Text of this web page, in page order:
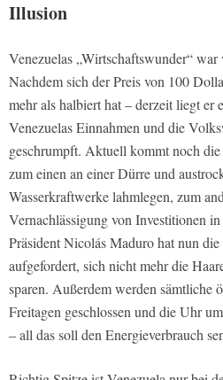
Illusion
Venezuelas „Wirtschaftswunder“
Nachdem sich der Preis von 100
mehr als halbiert hat – derzeit liegt er
Venezuelas Einnahmen und die
geschrumpft. Aktuell kommt noch
zum einen an einer Dürre und
Wasserkraftwerke lahmlegen, zum
Vernachlässigung von Investitionen
Präsident Nicolás Maduro hat nun die
aufgefordert, sich nicht mehr die
sparen. Außerdem werden sämtliche
Freitagen geschlossen und die Uhr
– all das soll den Energieverbrauch